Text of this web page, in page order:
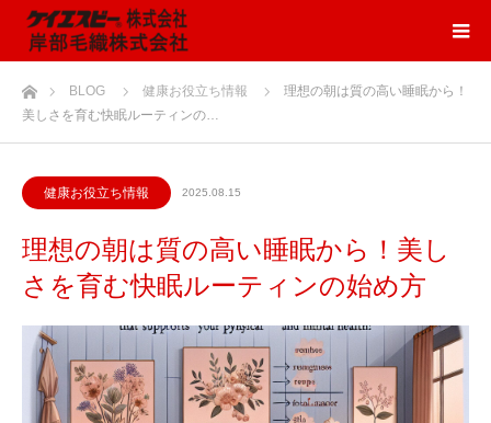
ホームBLOG 健康お役立ち情報
理想の朝は質の高い睡眠から！
美しさを育む快眠ルーティンの…
健康お役立ち情報 2025.08.15
理想の朝は質の高い睡眠から！美し
さを育む快眠ルーティンの始め方